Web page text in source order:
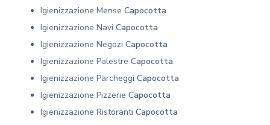
Igienizzazione Mense Capocotta
Igienizzazione Navi Capocotta
Igienizzazione Negozi Capocotta
Igienizzazione Palestre Capocotta
Igienizzazione Parcheggi Capocotta
Igienizzazione Pizzerie Capocotta
Igienizzazione Ristoranti Capocotta